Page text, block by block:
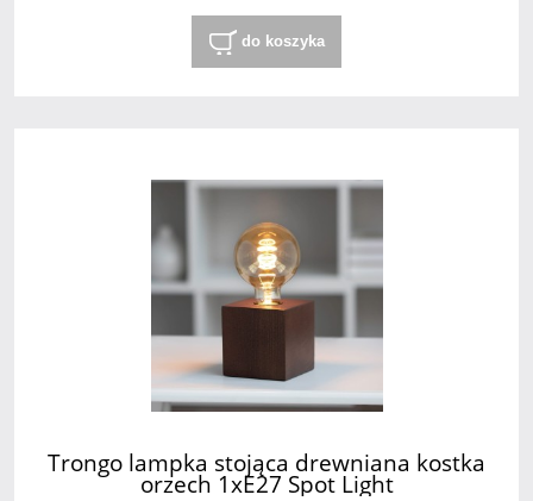
do koszyka
Trongo lampka stojąca drewniana kostka
orzech 1xE27 Spot Light